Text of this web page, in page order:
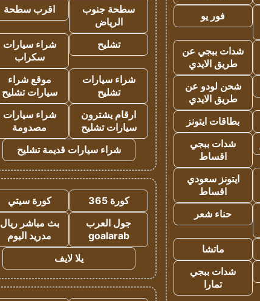
فور يو
شدات ببجي عن
طريق الايدي
شحن لودو عن
طريق الايدي
بطاقات ايتونز
شدات ببجي
اقساط
ايتونز سعودي
اقساط
حناء شعر
ماتشا
شدات ببجي
تمارا
سطحة جنوب
الرياض
اقرب سطحة
تشليح
شراء سيارات
سكراب
شراء سيارات
تشليح
موقع شراء
سيارات تشليح
ارقام يشترون
سيارات تشليح
شراء سيارات
مصدومة
شراء سيارات قديمة تشليح
كورة 365
كورة سيتي
جول العرب
goalarab
بث مباشر ريال
مدريد اليوم
يلا لايف